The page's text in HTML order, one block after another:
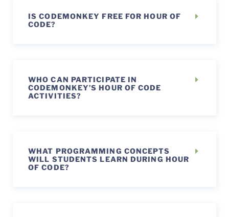
IS CODEMONKEY FREE FOR HOUR OF
CODE?
WHO CAN PARTICIPATE IN
CODEMONKEY’S HOUR OF CODE
ACTIVITIES?
WHAT PROGRAMMING CONCEPTS
WILL STUDENTS LEARN DURING HOUR
OF CODE?